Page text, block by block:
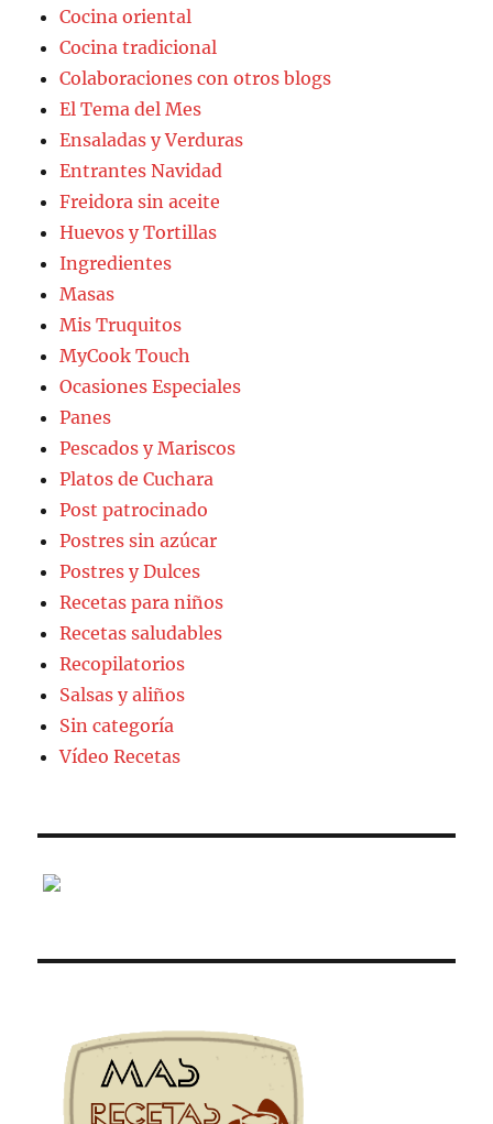
Cocina oriental
Cocina tradicional
Colaboraciones con otros blogs
El Tema del Mes
Ensaladas y Verduras
Entrantes Navidad
Freidora sin aceite
Huevos y Tortillas
Ingredientes
Masas
Mis Truquitos
MyCook Touch
Ocasiones Especiales
Panes
Pescados y Mariscos
Platos de Cuchara
Post patrocinado
Postres sin azúcar
Postres y Dulces
Recetas para niños
Recetas saludables
Recopilatorios
Salsas y aliños
Sin categoría
Vídeo Recetas